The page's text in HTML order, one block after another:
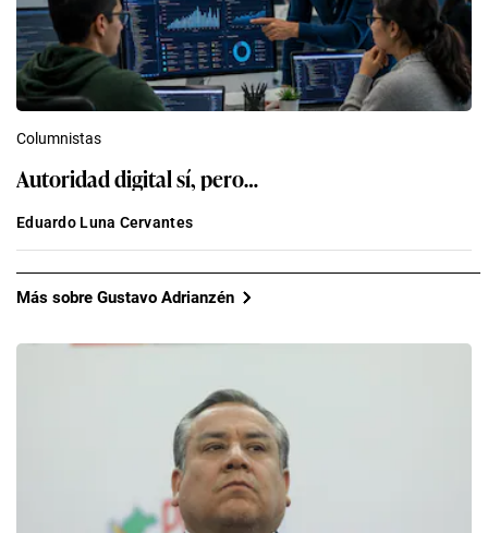
Columnistas
Autoridad digital sí, pero…
Eduardo Luna Cervantes
Más sobre Gustavo Adrianzén